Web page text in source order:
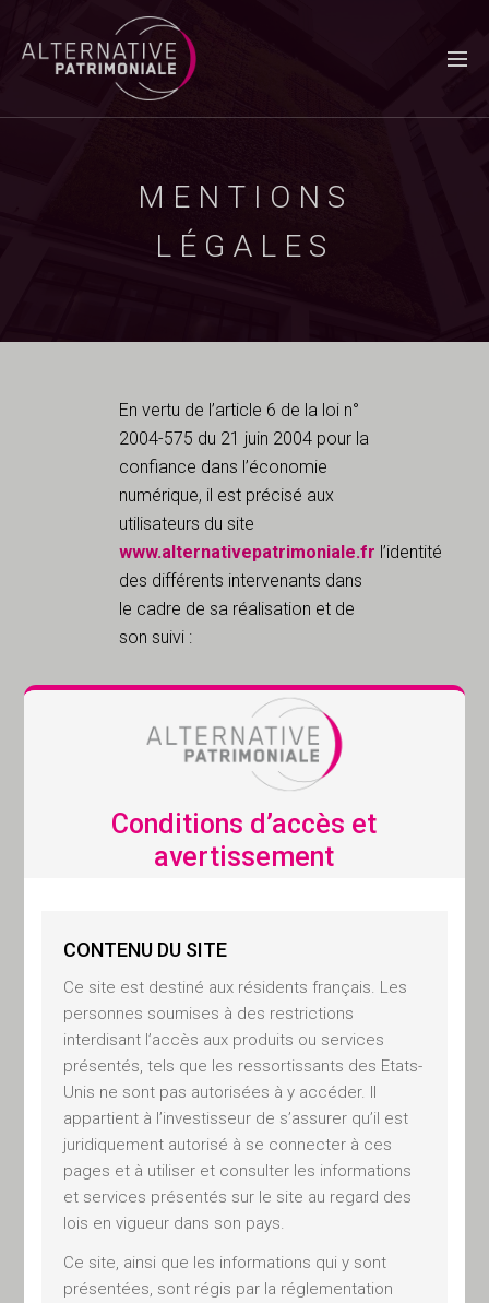
MENTIONS
LÉGALES
En vertu de l’article 6 de la loi n°
2004-575 du 21 juin 2004 pour la
confiance dans l’économie
numérique, il est précisé aux
utilisateurs du site
www.alternativepatrimoniale.fr l’identité
des différents intervenants dans
le cadre de sa réalisation et de
son suivi :
Propriétaire
du site
ALTERNATIVE PATRIMONIALE
sous le numéro GP-1100003
représentée par son Président
Philippe Matter
SAS au capital de 400 000 €
Siège social : 19C, rue du Fossé
des Treize 67000 STRASBOURG
RCS Strasbourg, SIREN : 529
179 124
Téléphone : 09 88 999 888
Philippe Matter
Conditions d’accès et
avertissement
CONTENU DU SITE
Ce site est destiné aux résidents français. Les
personnes soumises à des restrictions
interdisant l’accès aux produits ou services
présentés, tels que les ressortissants des Etats-
Unis ne sont pas autorisées à y accéder. Il
appartient à l’investisseur de s’assurer qu’il est
juridiquement autorisé à se connecter à ces
pages et à utiliser et consulter les informations
et services présentés sur le site au regard des
lois en vigueur dans son pays.
Ce site, ainsi que les informations qui y sont
présentées, sont régis par la réglementation